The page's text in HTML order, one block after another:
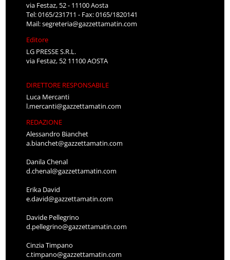
via Festaz, 52 - 11100 Aosta
Tel: 0165/231711 - Fax: 0165/1820141
Mail:segreteria@gazzettamatin.com
Editore
LG PRESSE S.R.L.
via Festaz, 52 11100 AOSTA
DIRETTORE RESPONSABILE
Luca Mercanti
l.mercanti@gazzettamatin.com
REDAZIONE
Alessandro Bianchet
a.bianchet@gazzettamatin.com
Danila Chenal
d.chenal@gazzettamatin.com
Erika David
e.david@gazzettamatin.com
Davide Pellegrino
d.pellegrino@gazzettamatin.com
Cinzia Timpano
c.timpano@gazzettamatin.com